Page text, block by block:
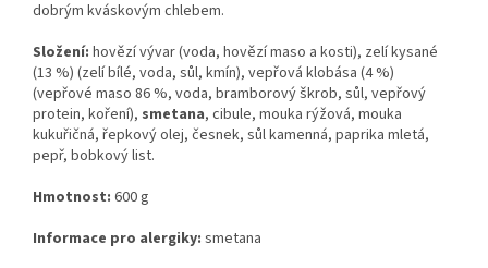
dobrým kváskovým chlebem.
Složení: hovězí vývar (voda, hovězí maso a kosti), zelí kysané
(13 %) (zelí bílé, voda, sůl, kmín), vepřová klobása (4 %)
(vepřové maso 86 %, voda, bramborový škrob, sůl, vepřový
protein, koření), smetana, cibule, mouka rýžová, mouka
kukuřičná, řepkový olej, česnek, sůl kamenná, paprika mletá,
pepř, bobkový list.
Hmotnost: 600 g
Informace pro alergiky: smetana